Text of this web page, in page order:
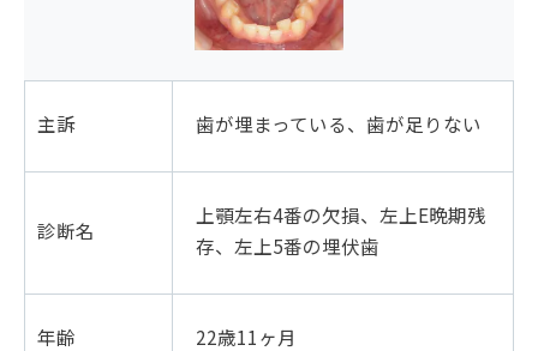
主訴 歯が埋まっている、歯が足りない
診断名
上顎左右4番の欠損、左上E晩期残
存、左上5番の埋伏歯
年齢 22歳11ヶ月